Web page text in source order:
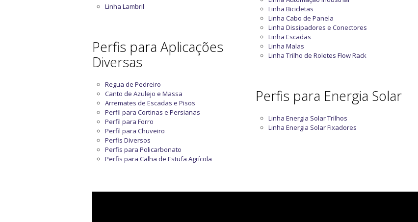
Linha Lambril
Perfis para Aplicações
Diversas
Regua de Pedreiro
Canto de Azulejo e Massa
Arremates de Escadas e Pisos
Perfil para Cortinas e Persianas
Perfil para Forro
Perfil para Chuveiro
Perfis Diversos
Perfis para Policarbonato
Perfis para Calha de Estufa Agrícola
Linha Bicicletas
Linha Cabo de Panela
Linha Dissipadores e Conectores
Linha Escadas
Linha Malas
Linha Trilho de Roletes Flow Rack
Perfis para Energia Solar
Linha Energia Solar Trilhos
Linha Energia Solar Fixadores